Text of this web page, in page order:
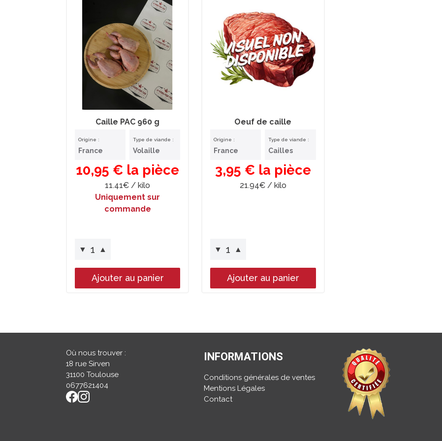
Caille PAC 960 g
Origine :
France
Type de viande :
Volaille
10,95 € la pièce
11.41€ / kilo
Uniquement sur
commande
▼ 1 ▲
Ajouter au panier
Oeuf de caille
Origine :
France
Type de viande :
Cailles
3,95 € la pièce
21.94€ / kilo
▼ 1 ▲
Ajouter au panier
Où nous trouver :
18 rue Sirven
31100 Toulouse
0677621404
INFORMATIONS
Conditions générales de ventes
Mentions Légales
Contact